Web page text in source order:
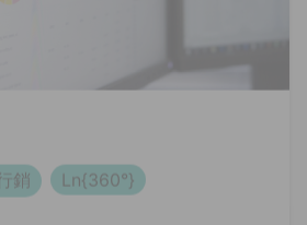
麼？AI 訓練背後最
念、AI 訓練四步驟，以及如何將